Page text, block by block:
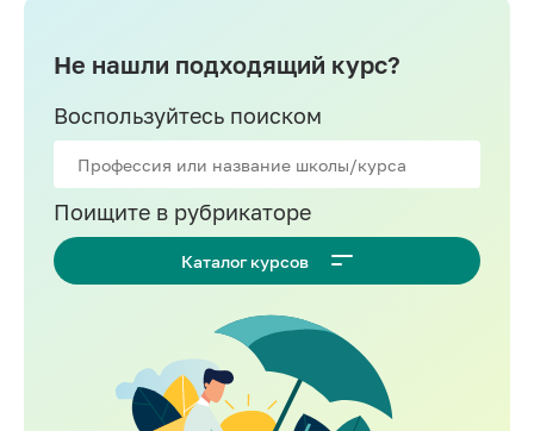
Не нашли подходящий курс?
Воспользуйтесь поиском
Поищите в рубрикаторе
Каталог курсов